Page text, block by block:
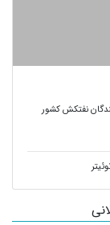
نفتکش کشور